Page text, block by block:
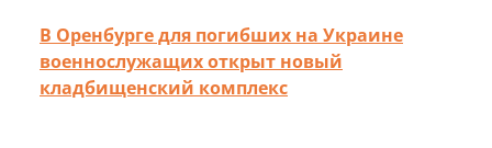
В Оренбурге для погибших на Украине
военнослужащих открыт новый
кладбищенский комплекс